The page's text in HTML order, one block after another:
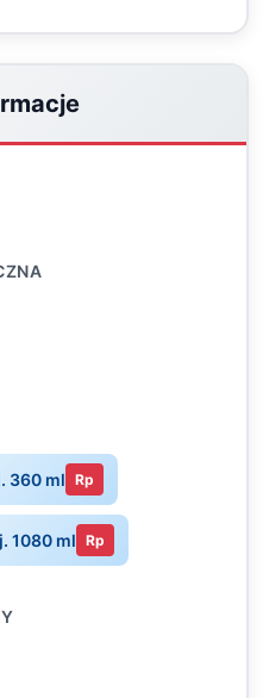
360 ml Rp
1080 ml Rp